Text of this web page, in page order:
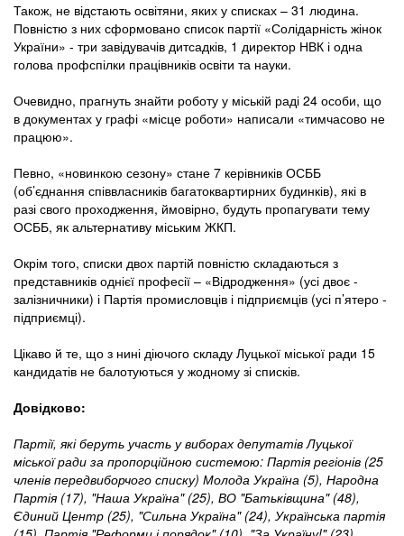
Також, не відстають освітяни, яких у списках – 31 людина.
Повністю з них сформовано список партії «Солідарність жінок
України» - три завідувачів дитсадків, 1 директор НВК і одна
голова профспілки працівників освіти та науки.
Очевидно, прагнуть знайти роботу у міській раді 24 особи, що
в документах у графі «місце роботи» написали «тимчасово не
працюю».
Певно, «новинкою сезону» стане 7 керівників ОСББ
(об’єднання співвласників багатоквартирних будинків), які в
разі свого проходження, ймовірно, будуть пропагувати тему
ОСББ, як альтернативу міським ЖКП.
Окрім того, списки двох партій повністю складаються з
представників однієї професії – «Відродження» (усі двоє -
залізничники) і Партія промисловців і підприємців (усі п’ятеро -
підприємці).
Цікаво й те, що з нині діючого складу Луцької міської ради 15
кандидатів не балотуються у жодному зі списків.
Довідково:
Партії, які беруть участь у виборах депутатів Луцької
міської ради за пропорційною системою: Партія регіонів (25
членів передвиборчого списку) Молода Україна (5), Народна
Партія (17), "Наша Україна" (25), ВО "Батьківщина" (48),
Єдиний Центр (25), "Сильна Україна" (24), Українська партія